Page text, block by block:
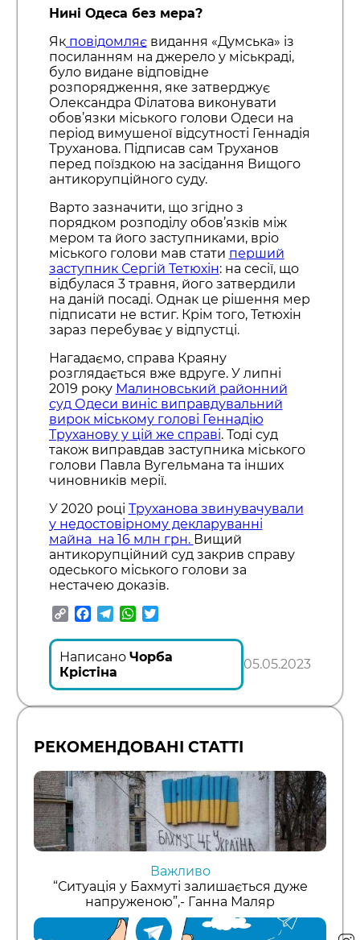
Нині Одеса без мера?
Якповідомляєвидання «Думська» із
посиланням на джерело у міськраді,
було видане відповідне
розпорядження, яке затверджує
Олександра Філатова виконувати
обов’язки міського голови Одеси на
період вимушеної відсутності Геннадія
Труханова. Підписав сам Труханов
перед поїздкою на засідання Вищого
антикорупційного суду.
Варто зазначити, що згідно з
порядком розподілу обов’язків між
мером та його заступниками, вріо
міського голови мав стати перший
заступник Сергій Тетюхін: на сесії, що
відбулася 3 травня, його затвердили
на даній посаді. Однак це рішення мер
підписати не встиг. Крім того, Тетюхін
зараз перебуває у відпустці.
Нагадаємо, справа Краяну
розглядається вже вдруге. У липні
2019 року Малиновський районний
суд Одеси виніс виправдувальний
вирок міському голові Геннадію
Труханову у цій же справі. Тоді суд
також виправдав заступника міського
голови Павла Вугельмана та інших
чиновників мерії.
У 2020 році Труханова звинувачували
у недостовірному декларуванні
майна на 16 млн грн. Вищий
антикорупційний суд закрив справу
одеського міського голови за
нестачею доказів.
CopyFacebook
TelegramWhatsApp
Написано Чорба
Крістіна
05.05.2023
РЕКОМЕНДОВАНІ СТАТТІ
Важливо
“Ситуація у Бахмуті залишається дуже
напруженою”,- Ганна Маляр